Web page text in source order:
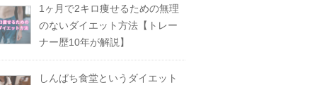
1ヶ月で2キロ痩せるための無理
のないダイエット方法【トレー
ナー歴10年が解説】
しんぱち食堂というダイエット